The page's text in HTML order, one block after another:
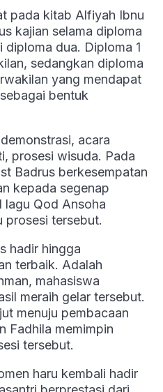
pada kitab Alfiyah Ibnu
kajian selama diploma
diploma dua. Diploma 1
sedangkan diploma
yang mendapat
bentuk
acara
prosesi wisuda. Pada
Badrus berkesempatan
kepada segenap
Qod Ansoha
prosesi tersebut.
hadir hingga
terbaik. Adalah
mahasiswa
meraih gelar tersebut.
menuju pembacaan
Fadhila memimpin
tersebut.
haru kembali hadir